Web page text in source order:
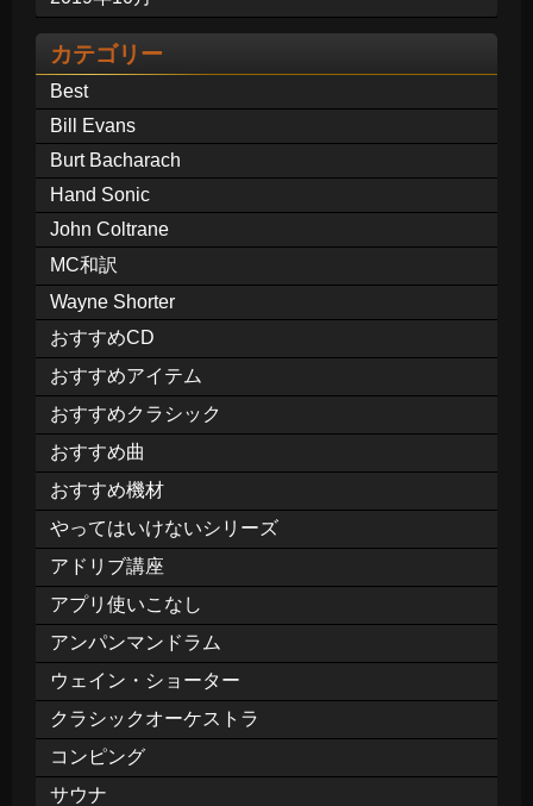
カテゴリー
Best
Bill Evans
Burt Bacharach
Hand Sonic
John Coltrane
MC和訳
Wayne Shorter
おすすめCD
おすすめアイテム
おすすめクラシック
おすすめ曲
おすすめ機材
やってはいけないシリーズ
アドリブ講座
アプリ使いこなし
アンパンマンドラム
ウェイン・ショーター
クラシックオーケストラ
コンピング
サウナ